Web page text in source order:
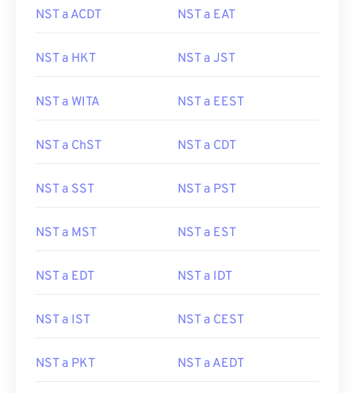
NST a ACDT NST a EAT
NST a HKT NST a JST
NST a WITA NST a EEST
NST a ChST NST a CDT
NST a SST NST a PST
NST a MST NST a EST
NST a EDT NST a IDT
NST a IST NST a CEST
NST a PKT NST a AEDT